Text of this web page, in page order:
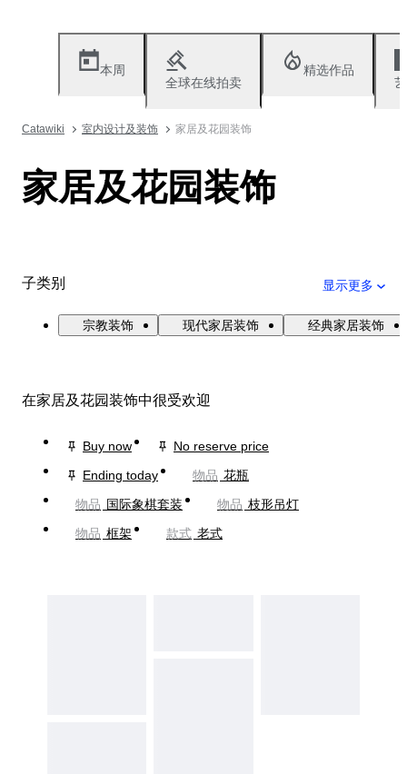
本周
全球在线拍卖
精选作品
Catawiki 室内设计及装饰 家居及花园装饰
家居及花园装饰
子类别 显示更多
宗教装饰 现代家居装饰 经典家居装饰
在家居及花园装饰中很受欢迎
Buy now
No reserve price
Ending today
物品 花瓶
物品 国际象棋套装 物品 枝形吊灯
物品 框架 款式 老式